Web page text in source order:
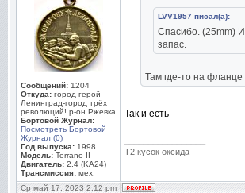
Сообщений: 1204
Откуда: город герой
Ленинград-город трёх
революций! р-он Ржевка
Бортовой Журнал:
Посмотреть Бортовой
Журнал (0)
Год выпуска: 1998
Модель: Terrano II
Двигатель: 2.4 (KA24)
Трансмиссия: мех.
LVV1957 писал(а):
Спасибо. (25mm)
запас.
Там где-то на
Так и есть
Т2 кусок оксида
Ср май 17, 2023 2:12 pm